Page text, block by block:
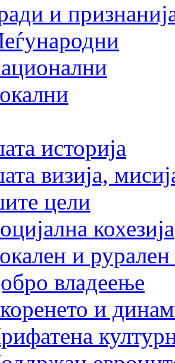
и
историја
визија,
цели
кохезија
и рурален
владеење
и